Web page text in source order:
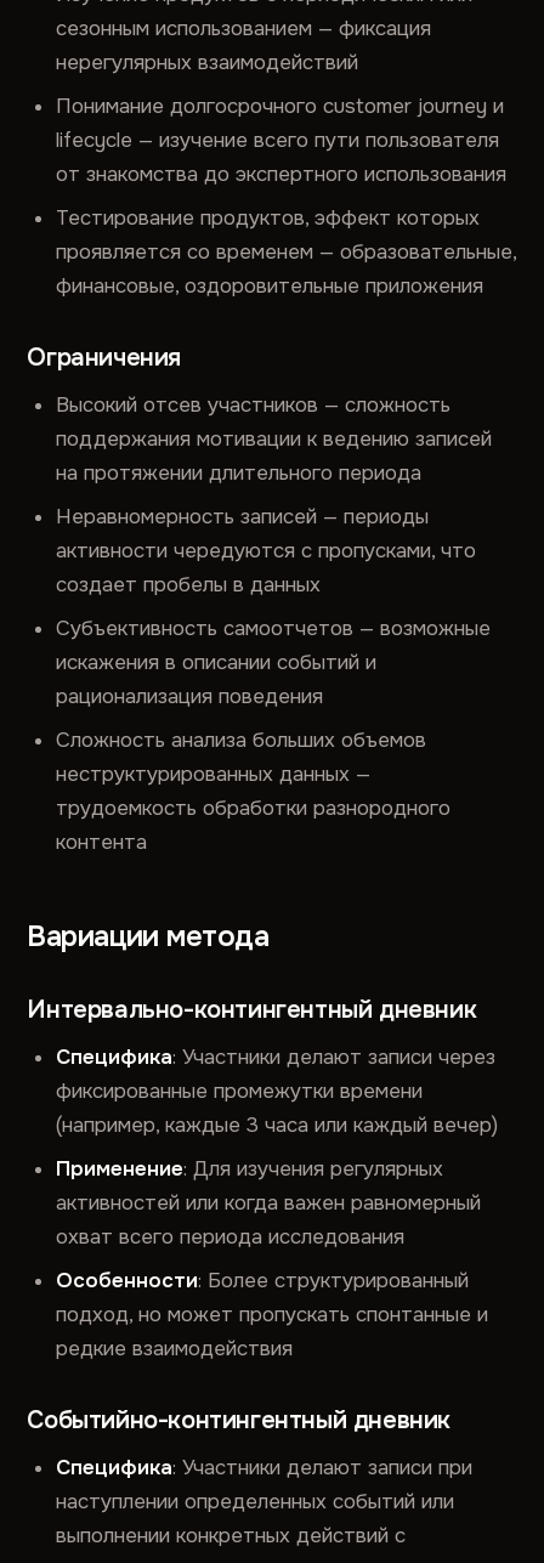
сезонным использованием — фиксация
нерегулярных взаимодействий
Понимание долгосрочного customer journey и
lifecycle — изучение всего пути пользователя
от знакомства до экспертного использования
Тестирование продуктов, эффект которых
проявляется со временем — образовательные,
финансовые, оздоровительные приложения
Ограничения
Высокий отсев участников — сложность
поддержания мотивации к ведению записей
на протяжении длительного периода
Неравномерность записей — периоды
активности чередуются с пропусками, что
создает пробелы в данных
Субъективность самоотчетов — возможные
искажения в описании событий и
рационализация поведения
Сложность анализа больших объемов
неструктурированных данных —
трудоемкость обработки разнородного
контента
Вариации метода
Интервально-контингентный дневник
Специфика: Участники делают записи через
фиксированные промежутки времени
(например, каждые 3 часа или каждый вечер)
Применение: Для изучения регулярных
активностей или когда важен равномерный
охват всего периода исследования
Особенности: Более структурированный
подход, но может пропускать спонтанные и
редкие взаимодействия
Событийно-контингентный дневник
Специфика: Участники делают записи при
наступлении определенных событий или
выполнении конкретных действий с